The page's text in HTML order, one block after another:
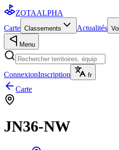
ZOTAALPHA
Carte Classements Actualités
Menu
ConnexionInscription fr
Carte
JN36-NW